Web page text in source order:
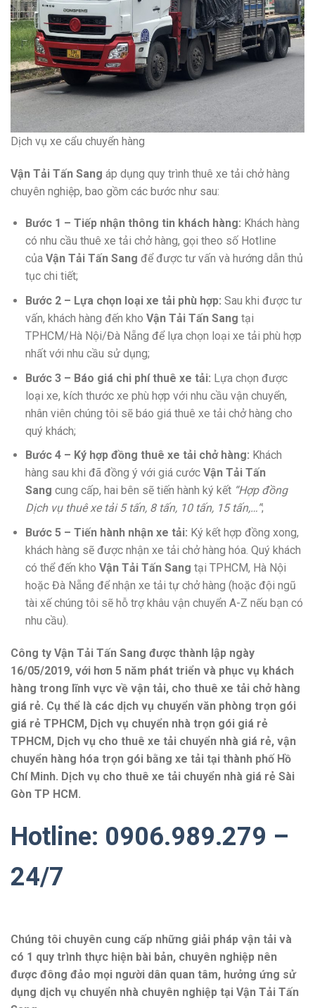
Dịch vụ xe cẩu chuyển hàng
Vận Tải Tấn Sang áp dụng quy trình thuê xe tải chở hàng
chuyên nghiệp, bao gồm các bước như sau:
Bước 1 – Tiếp nhận thông tin khách hàng: Khách hàng
có nhu cầu thuê xe tải chở hàng, gọi theo số Hotline
của Vận Tải Tấn Sang để được tư vấn và hướng dẫn thủ
tục chi tiết;
Bước 2 – Lựa chọn loại xe tải phù hợp: Sau khi được tư
vấn, khách hàng đến kho Vận Tải Tấn Sang tại
TPHCM/Hà Nội/Đà Nẵng để lựa chọn loại xe tải phù hợp
nhất với nhu cầu sử dụng;
Bước 3 – Báo giá chi phí thuê xe tải: Lựa chọn được
loại xe, kích thước xe phù hợp với nhu cầu vận chuyển,
nhân viên chúng tôi sẽ báo giá thuê xe tải chở hàng cho
quý khách;
Bước 4 – Ký hợp đồng thuê xe tải chở hàng: Khách
hàng sau khi đã đồng ý với giá cước Vận Tải Tấn
Sang cung cấp, hai bên sẽ tiến hành ký kết “Hợp đồng
Dịch vụ thuê xe tải 5 tấn, 8 tấn, 10 tấn, 15 tấn,…”;
Bước 5 – Tiến hành nhận xe tải: Ký kết hợp đồng xong,
khách hàng sẽ được nhận xe tải chở hàng hóa. Quý khách
có thể đến kho Vận Tải Tấn Sang tại TPHCM, Hà Nội
hoặc Đà Nẵng để nhận xe tải tự chở hàng (hoặc đội ngũ
tài xế chúng tôi sẽ hỗ trợ khâu vận chuyển A-Z nếu bạn có
nhu cầu).
Công ty Vận Tải Tấn Sang được thành lập ngày
16/05/2019, với hơn 5 năm phát triển và phục vụ khách
hàng trong lĩnh vực về vận tải, cho thuê xe tải chở hàng
giá rẻ. Cụ thể là các dịch vụ chuyển văn phòng trọn gói
giá rẻ TPHCM, Dịch vụ chuyển nhà trọn gói giá rẻ
TPHCM, Dịch vụ cho thuê xe tải chuyển nhà giá rẻ, vận
chuyển hàng hóa trọn gói bằng xe tải tại thành phố Hồ
Chí Minh. Dịch vụ cho thuê xe tải chuyển nhà giá rẻ Sài
Gòn TP HCM.
Hotline: 0906.989.279 –
24/7
Chúng tôi chuyên cung cấp những giải pháp vận tải và
có 1 quy trình thực hiện bài bản, chuyên nghiệp nên
được đông đảo mọi người dân quan tâm, hưởng ứng sử
dụng dịch vụ chuyển nhà chuyên nghiệp tại Vận Tải Tấn